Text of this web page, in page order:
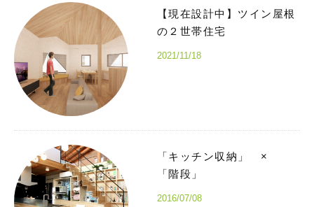
【現在設計中】ツイン屋根
の２世帯住宅
2021/11/18
「キッチン収納」 ×
「階段」
2016/07/08